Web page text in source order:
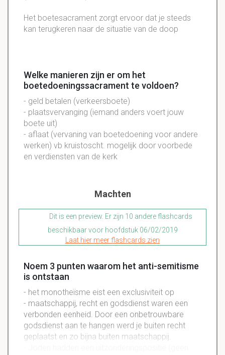
Het boetesacrament zorgt ervoor dat je steeds
kan terugkeren naar de situatie van de doop
Welke manieren zijn er om het
boetedoeningssacrament te voldoen?
- geld betalen (verkeersboete)
- plaatsvervanging (iemand anders voert jouw
boete uit)
- aflaat (vervaning van boetedoening voor andere
werken) vb kruistoscht. mogelijk door voorbede
en verdiensten van de kerk
Machten
Dit is een preview. Er zijn 10 andere flashcards
beschikbaar voor hoofdstuk 06/02/2019
Laat hier meer flashcards zien
Noem 3 punten waarom het anti-semitisme
is ontstaan
- het monotheïsme eist een exclusiviteit op
- maatschappij, recht en godsdienst waren een
verbonden eenheid. Door een onbetrouwbare
godsdienst aan te hangen werd je buiten recht
geplaatst en zo bijna buiten maatschappij.